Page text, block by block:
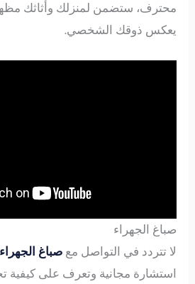
محترف، ستضمن لمنزلك وأثاثك
يعكس ذوقك الشخصي.
صباغ الجهراء
لا تتردد في التواصل معصباغ الجهراء
استشارة مجانية وتعرف على كيفية